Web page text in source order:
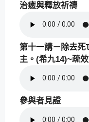
治癒與釋放祈禱
第十一講－除去死
主。(希九14)~疏
參與者見證